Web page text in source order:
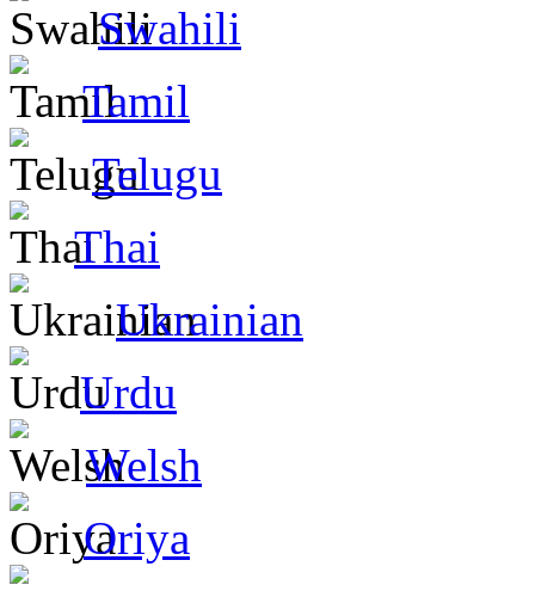
Swahili
Tamil
Telugu
Thai
Ukrainian
Urdu
Welsh
Oriya